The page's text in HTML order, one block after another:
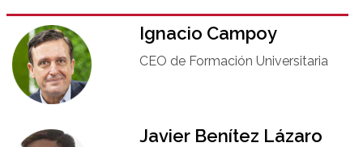
Ignacio Campoy​
CEO de Formación Universitaria​
Javier Benítez Lázaro